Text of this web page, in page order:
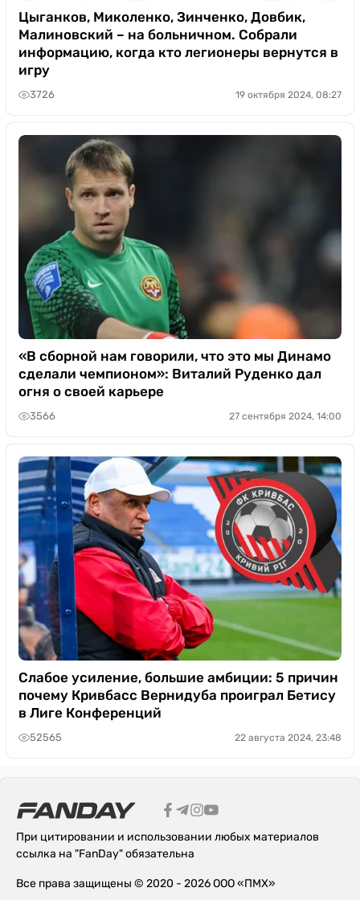
Цыганков, Миколенко, Зинченко, Довбик,
Малиновский – на больничном. Собрали
информацию, когда кто легионеры вернутся в
игру
3726 19 октября 2024, 08:27
«В сборной нам говорили, что это мы Динамо
сделали чемпионом»: Виталий Руденко дал
огня о своей карьере
3566 27 сентября 2024, 14:00
Слабое усиление, большие амбиции: 5 причин
почему Кривбасс Вернидуба проиграл Бетису
в Лиге Конференций
52565 22 августа 2024, 23:48
При цитировании и использовании любых материалов
ссылка на "FanDay" обязательна
Все права защищены © 2020 - 2026 ООО «ПМХ»